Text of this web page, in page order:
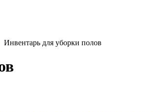
Инвентарь для уборки полов